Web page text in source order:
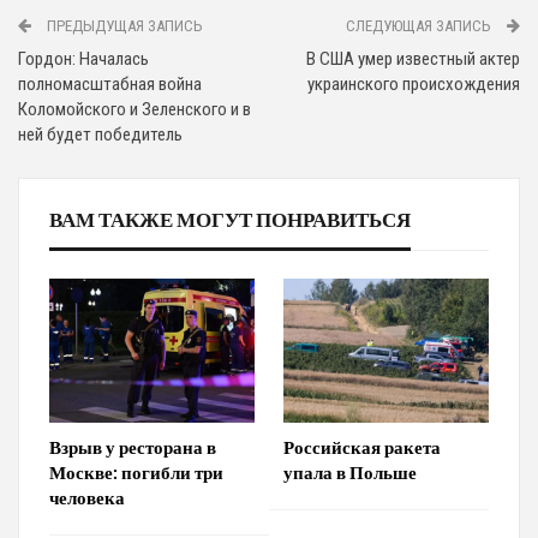
ПРЕДЫДУЩАЯ ЗАПИСЬ
Гордон: Началась
полномасштабная война
Коломойского и Зеленского и в
ней будет победитель
СЛЕДУЮЩАЯ ЗАПИСЬ
В США умер известный актер
украинского происхождения
ВАМ ТАКЖЕ МОГУТ ПОНРАВИТЬСЯ
Взрыв у ресторана в
Москве: погибли три
человека
Российская ракета
упала в Польше